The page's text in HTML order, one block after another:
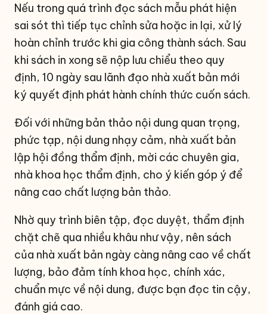
Nếu trong quá trình đọc sách mẫu phát hiện
sai sót thì tiếp tục chỉnh sửa hoặc in lại, xử lý
hoàn chỉnh trước khi gia công thành sách. Sau
khi sách in xong sẽ nộp lưu chiểu theo quy
định, 10 ngày sau lãnh đạo nhà xuất bản mới
ký quyết định phát hành chính thức cuốn sách.
Đối với những bản thảo nội dung quan trọng,
phức tạp, nội dung nhạy cảm, nhà xuất bản
lập hội đồng thẩm định, mời các chuyên gia,
nhà khoa học thẩm định, cho ý kiến góp ý để
nâng cao chất lượng bản thảo.
Nhờ quy trình biên tập, đọc duyệt, thẩm định
chặt chẽ qua nhiều khâu như vậy, nên sách
của nhà xuất bản ngày càng nâng cao về chất
lượng, bảo đảm tính khoa học, chính xác,
chuẩn mực về nội dung, được bạn đọc tin cậy,
đánh giá cao.